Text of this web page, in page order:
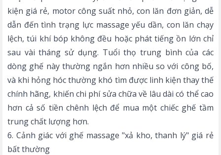
kiện giá rẻ, motor công suất nhỏ, con lăn đơn giản, dễ
dẫn đến tình trạng lực massage yếu dần, con lăn chạy
lệch, túi khí bóp không đều hoặc phát tiếng ồn lớn chỉ
sau vài tháng sử dụng. Tuổi thọ trung bình của các
dòng ghế này thường ngắn hơn nhiều so với công bố,
và khi hỏng hóc thường khó tìm được linh kiện thay thế
chính hãng, khiến chi phí sửa chữa về lâu dài có thể cao
hơn cả số tiền chênh lệch để mua một chiếc ghế tầm
trung chất lượng hơn.
6. Cảnh giác với ghế massage "xả kho, thanh lý" giá rẻ
bất thường